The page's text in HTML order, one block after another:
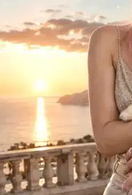
Solange Cabrera
Si è preso cura di 4
Milano, 20151